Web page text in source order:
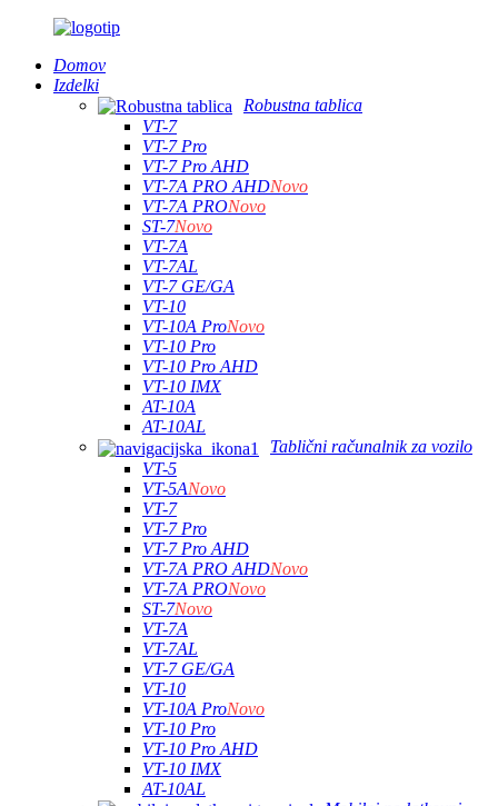
Domov
Izdelki
Robustna tablica
VT-7
VT-7 Pro
VT-7 Pro AHD
VT-7A PRO AHDNovo
VT-7A PRONovo
ST-7Novo
VT-7A
VT-7AL
VT-7 GE/GA
VT-10
VT-10A ProNovo
VT-10 Pro
VT-10 Pro AHD
VT-10 IMX
AT-10A
AT-10AL
Tablični računalnik za vozilo
VT-5
VT-5ANovo
VT-7
VT-7 Pro
VT-7 Pro AHD
VT-7A PRO AHDNovo
VT-7A PRONovo
ST-7Novo
VT-7A
VT-7AL
VT-7 GE/GA
VT-10
VT-10A ProNovo
VT-10 Pro
VT-10 Pro AHD
VT-10 IMX
AT-10AL